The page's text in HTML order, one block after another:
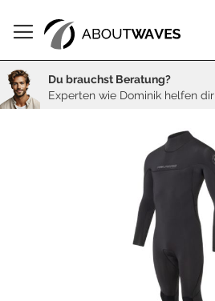
zum
Inhalt
Du brauchst Beratung?
Experten wie Dominik helfen dir